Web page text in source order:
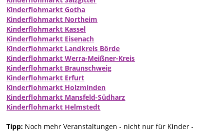
Kinderflohmarkt Gotha
Kinderflohmarkt Northeim
Kinderflohmarkt Kassel
Kinderflohmarkt Eisenach
Kinderflohmarkt Landkreis Börde
Kinderflohmarkt Werra-Meißner-Kreis
Kinderflohmarkt Braunschweig
Kinderflohmarkt Erfurt
Kinderflohmarkt Holzminden
Kinderflohmarkt Mansfeld-Südharz
Kinderflohmarkt Helmstedt
Tipp: Noch mehr Veranstaltungen - nicht nur für Kinder -